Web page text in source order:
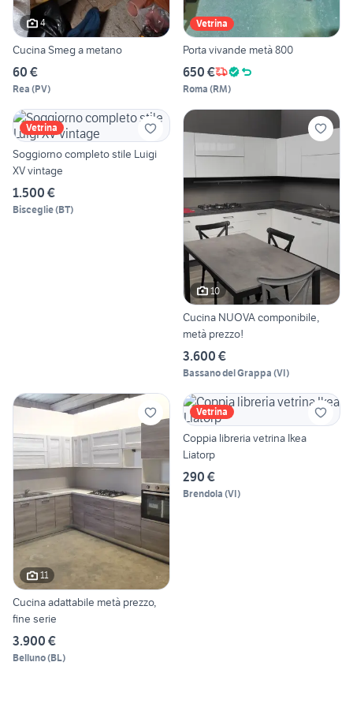
4
Cucina Smeg a metano
60 €
Rea (PV)
Vetrina
Porta vivande metà 800
650 €
Roma (RM)
Vetrina
Soggiorno completo stile Luigi
XV vintage
1.500 €
Bisceglie(BT)
10
Cucina NUOVA componibile,
metà prezzo!
3.600 €
Bassano del Grappa (VI)
11
Cucina adattabile metà prezzo,
fine serie
3.900 €
Belluno(BL)
Vetrina
Coppia libreria vetrina Ikea
Liatorp
290 €
Brendola (VI)